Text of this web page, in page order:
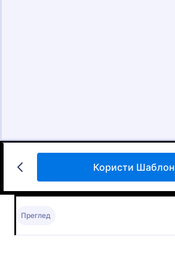
Користи Шаблон
Преглед